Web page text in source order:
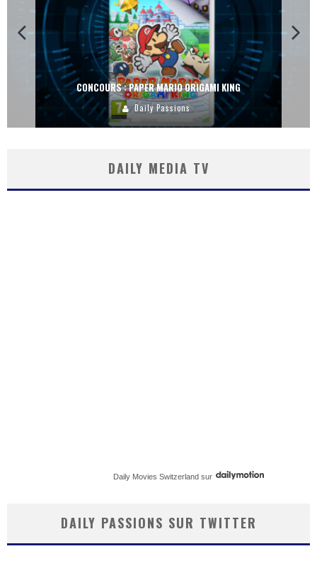
CONCOURS : PAPER MARIO ORIGAMI KING
Daily Passions
DAILY MEDIA TV
Daily Movies Switzerland sur
DAILY PASSIONS SUR TWITTER